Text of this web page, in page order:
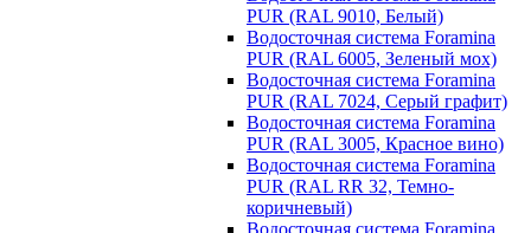
PUR (RAL 9010, Белый)
Водосточная система Foramina
PUR (RAL 6005, Зеленый мох)
Водосточная система Foramina
PUR (RAL 7024, Серый графит)
Водосточная система Foramina
PUR (RAL 3005, Красное вино)
Водосточная система Foramina
PUR (RAL RR 32, Темно-
коричневый)
Водосточная система Foramina